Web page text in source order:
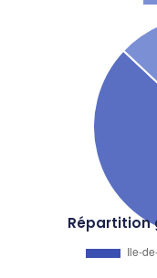
Répartition